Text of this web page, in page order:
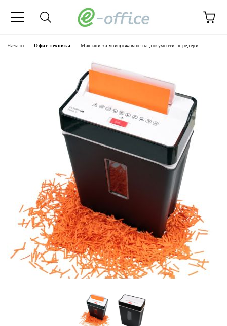
Начало Офис техника Машини за унищожаване на документи, шредери